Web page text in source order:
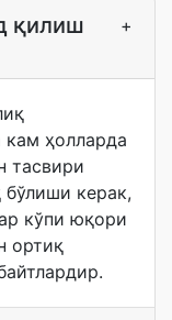
қилиш
+
кам ҳолларда
тасвири
керак,
кўпи юқори
ортиқ